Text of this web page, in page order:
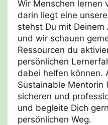
Wir Menschen lernen
darin liegt eine
stehst Du mit
und wir schauen
Ressourcen du
persönlichen
dabei helfen können.
Sustainable Mentorin
sicheren und
und begleite Dich
persönlichen Weg.